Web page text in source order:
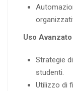
Uso
Strategie
studenti.
Utilizzo di